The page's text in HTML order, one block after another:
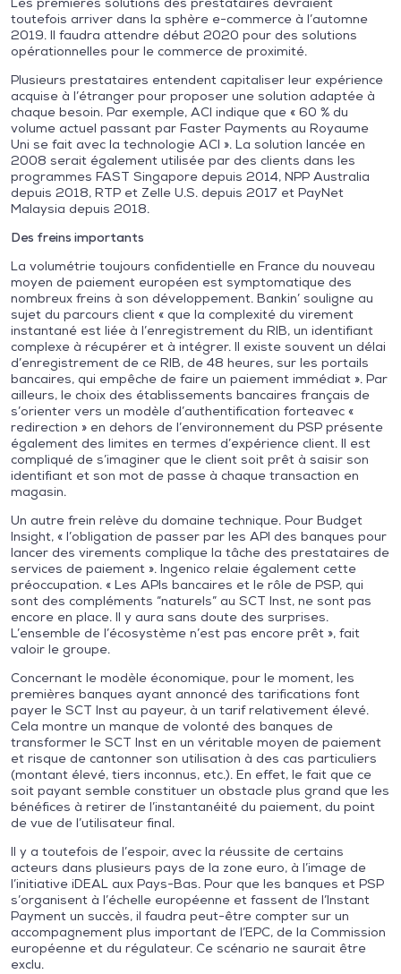
toutefois arriver dans la sphère e-commerce à l’automne
2019. Il faudra attendre début 2020 pour des solutions
opérationnelles pour le commerce de proximité.
Plusieurs prestataires entendent capitaliser leur expérience
acquise à l’étranger pour proposer une solution adaptée à
chaque besoin. Par exemple, ACI indique que « 60 % du
volume actuel passant par Faster Payments au Royaume
Uni se fait avec la technologie ACI ». La solution lancée en
2008 serait également utilisée par des clients dans les
programmes FAST Singapore depuis 2014, NPP Australia
depuis 2018, RTP et Zelle U.S. depuis 2017 et PayNet
Malaysia depuis 2018.
Des freins importants
La volumétrie toujours confidentielle en France du nouveau
moyen de paiement européen est symptomatique des
nombreux freins à son développement. Bankin’ souligne au
sujet du parcours client « que la complexité du virement
instantané est liée à l’enregistrement du RIB, un identifiant
complexe à récupérer et à intégrer. Il existe souvent un délai
d’enregistrement de ce RIB, de 48 heures, sur les portails
bancaires, qui empêche de faire un paiement immédiat ». Par
ailleurs, le choix des établissements bancaires français de
s’orienter vers un modèle d’authentification forteavec «
redirection » en dehors de l’environnement du PSP présente
également des limites en termes d’expérience client. Il est
compliqué de s’imaginer que le client soit prêt à saisir son
identifiant et son mot de passe à chaque transaction en
magasin.
Un autre frein relève du domaine technique. Pour Budget
Insight, « l’obligation de passer par les API des banques pour
lancer des virements complique la tâche des prestataires de
services de paiement ». Ingenico relaie également cette
préoccupation. « Les APIs bancaires et le rôle de PSP, qui
sont des compléments “naturels” au SCT Inst, ne sont pas
encore en place. Il y aura sans doute des surprises.
L’ensemble de l’écosystème n’est pas encore prêt », fait
valoir le groupe.
Concernant le modèle économique, pour le moment, les
premières banques ayant annoncé des tarifications font
payer le SCT Inst au payeur, à un tarif relativement élevé.
Cela montre un manque de volonté des banques de
transformer le SCT Inst en un véritable moyen de paiement
et risque de cantonner son utilisation à des cas particuliers
(montant élevé, tiers inconnus, etc.). En effet, le fait que ce
soit payant semble constituer un obstacle plus grand que les
bénéfices à retirer de l’instantanéité du paiement, du point
de vue de l’utilisateur final.
Il y a toutefois de l’espoir, avec la réussite de certains
acteurs dans plusieurs pays de la zone euro, à l’image de
l’initiative iDEAL aux Pays-Bas. Pour que les banques et PSP
s’organisent à l’échelle européenne et fassent de l’Instant
Payment un succès, il faudra peut-être compter sur un
accompagnement plus important de l’EPC, de la Commission
européenne et du régulateur. Ce scénario ne saurait être
exclu.